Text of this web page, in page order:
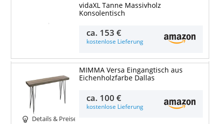
vidaXL Tanne Massivholz
Konsolentisch
ca. 153 €
kostenlose Lieferung
Details & Preise
MIMMA Versa Eingangtisch aus
Eichenholzfarbe Dallas
ca. 100 €
kostenlose Lieferung